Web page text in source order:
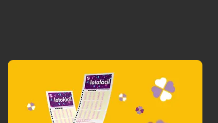
Brasil Mineral
Ciência &
Tecnologia
Comportamento
Cultura
Economia
Educação
Infraestrutura
Meio Ambiente
Podcast
Saúde
Tempo